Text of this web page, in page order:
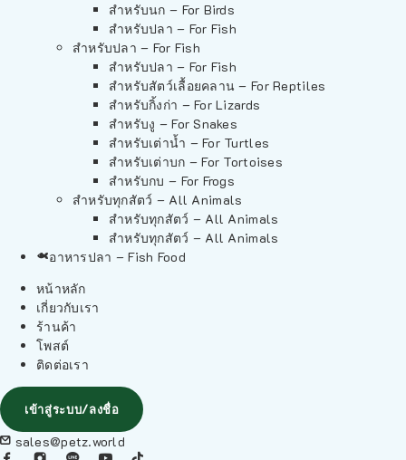
สำหรับนก – For Birds
สำหรับปลา – For Fish
สำหรับปลา – For Fish
สำหรับปลา – For Fish
สำหรับสัตว์เลื้อยคลาน – For Reptiles
สำหรับกิ้งก่า – For Lizards
สำหรับงู – For Snakes
สำหรับเต่าน้ำ – For Turtles
สำหรับเต่าบก – For Tortoises
สำหรับกบ – For Frogs
สำหรับทุกสัตว์ – All Animals
สำหรับทุกสัตว์ – All Animals
สำหรับทุกสัตว์ – All Animals
อาหารปลา – Fish Food
หน้าหลัก
เกี่ยวกับเรา
ร้านค้า
โพสต์
ติดต่อเรา
เข้าสู่ระบบ/ลงชื่อ
sales@petz.world